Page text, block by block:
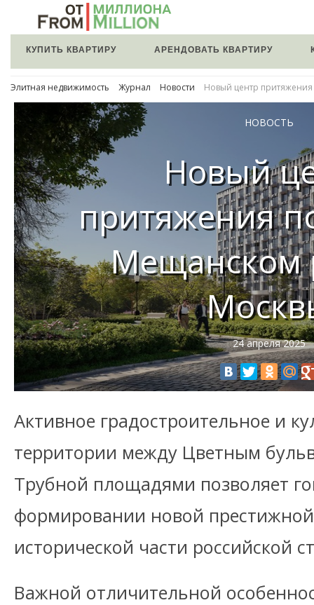
КУПИТЬ КВАРТИРУ АРЕНДОВАТЬ КВАРТИРУ
Элитная недвижимость Журнал Новости Новый центр
НОВОСТЬ
Новый
притяжения
Мещанском
24 апреля 2025
Активное градостроительное и
территории между Цветным
Трубной площадями позволяет
формировании новой
исторической части российской
Важной отличительной